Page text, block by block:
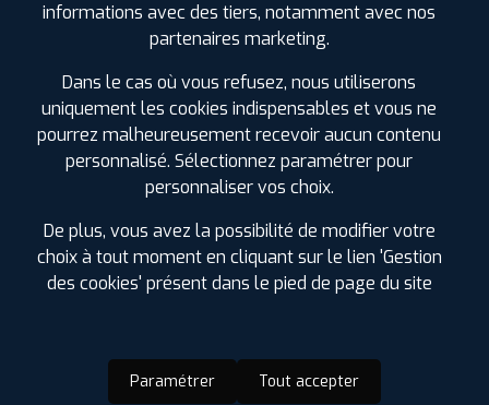
informations avec des tiers, notamment avec nos
partenaires marketing.
Dans le cas où vous refusez, nous utiliserons
uniquement les cookies indispensables et vous ne
pourrez malheureusement recevoir aucun contenu
personnalisé. Sélectionnez paramétrer pour
personnaliser vos choix.
De plus, vous avez la possibilité de modifier votre
choix à tout moment en cliquant sur le lien 'Gestion
des cookies' présent dans le pied de page du site
Paramétrer Tout accepter